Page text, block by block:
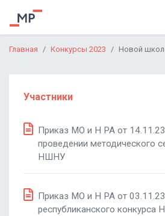
Главная Конкурсы 2023 Новой
Участники
Приказ МО и Н РА от
проведении методического
НШНУ
Приказ МО и Н РА от
республиканского конкурса